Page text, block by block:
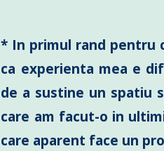
* In primul rand pentru
ca experienta mea e
de a sustine un spatiu
care am facut-o in
care aparent face un